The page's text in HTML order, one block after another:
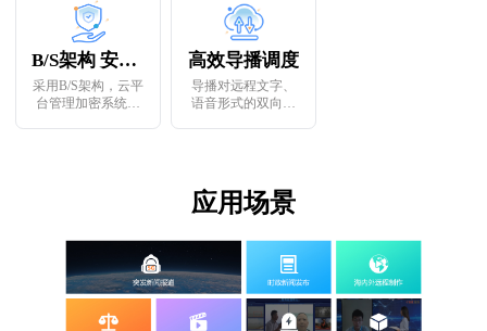
B/S架构 安全管理
采用B/S架构，云平
台管理加密系统更
高效导播调度
导播对远程文字、
语音形式的双向消
应用场景